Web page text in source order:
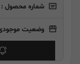
شماره محصول :
وضعیت